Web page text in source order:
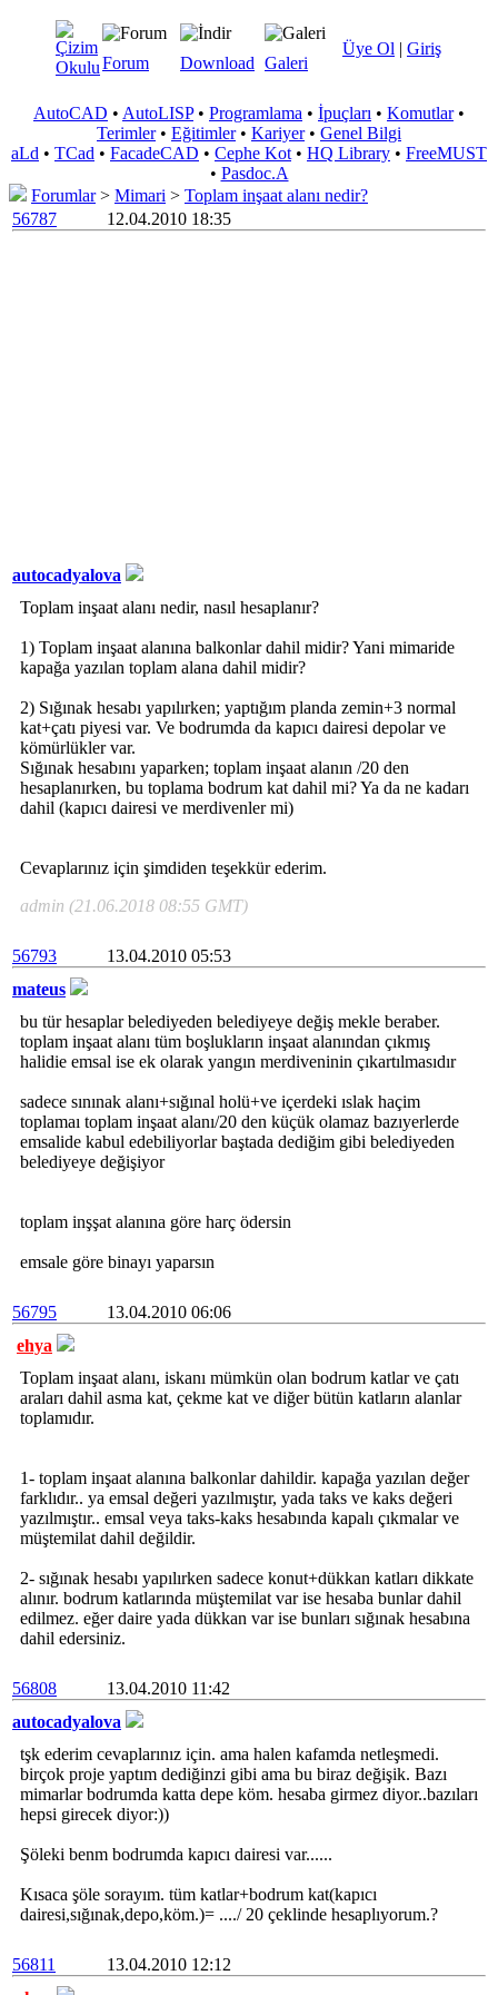
Üye Ol | Giriş
Forum Download Galeri
AutoCAD • AutoLISP• Programlama • İpuçları • Komutlar•
Terimler• Eğitimler• Kariyer• Genel Bilgi
aLd • TCad • FacadeCAD • Cephe Kot • HQ Library • FreeMUST
• Pasdoc.A
Forumlar> Mimari > Toplam inşaat alanı nedir?
56787
12.04.2010 18:35
autocadyalova
Toplam inşaat alanı nedir, nasıl hesaplanır?
1) Toplam inşaat alanına balkonlar dahil midir? Yani mimaride
kapağa yazılan toplam alana dahil midir?
2) Sığınak hesabı yapılırken; yaptığım planda zemin+3 normal
kat+çatı piyesi var. Ve bodrumda da kapıcı dairesi depolar ve
kömürlükler var.
Sığınak hesabını yaparken; toplam inşaat alanın /20 den
hesaplanırken, bu toplama bodrum kat dahil mi? Ya da ne kadarı
dahil (kapıcı dairesi ve merdivenler mi)
Cevaplarınız için şimdiden teşekkür ederim.
admin (21.06.2018 08:55 GMT)
56793
13.04.2010 05:53
mateus
bu tür hesaplar belediyeden belediyeye değiş mekle beraber.
toplam inşaat alanı tüm boşlukların inşaat alanından çıkmış
halidie emsal ise ek olarak yangın merdiveninin çıkartılmasıdır
sadece sınınak alanı+sığınal holü+ve içerdeki ıslak haçim
toplamaı toplam inşaat alanı/20 den küçük olamaz bazıyerlerde
emsalide kabul edebiliyorlar baştada dediğim gibi belediyeden
belediyeye değişiyor
toplam inşşat alanına göre harç ödersin
emsale göre binayı yaparsın
56795
13.04.2010 06:06
ehya
Toplam inşaat alanı, iskanı mümkün olan bodrum katlar ve çatı
araları dahil asma kat, çekme kat ve diğer bütün katların alanlar
toplamıdır.
1- toplam inşaat alanına balkonlar dahildir. kapağa yazılan değer
farklıdır.. ya emsal değeri yazılmıştır, yada taks ve kaks değeri
yazılmıştır.. emsal veya taks-kaks hesabında kapalı çıkmalar ve
müştemilat dahil değildir.
2- sığınak hesabı yapılırken sadece konut+dükkan katları dikkate
alınır. bodrum katlarında müştemilat var ise hesaba bunlar dahil
edilmez. eğer daire yada dükkan var ise bunları sığınak hesabına
dahil edersiniz.
56808
13.04.2010 11:42
autocadyalova
tşk ederim cevaplarınız için. ama halen kafamda netleşmedi.
birçok proje yaptım dediğinzi gibi ama bu biraz değişik. Bazı
mimarlar bodrumda katta depe köm. hesaba girmez diyor..bazıları
hepsi girecek diyor:))
Şöleki benm bodrumda kapıcı dairesi var......
Kısaca şöle sorayım. tüm katlar+bodrum kat(kapıcı
dairesi,sığınak,depo,köm.)= ..../ 20 çeklinde hesaplıyorum.?
56811
13.04.2010 12:12